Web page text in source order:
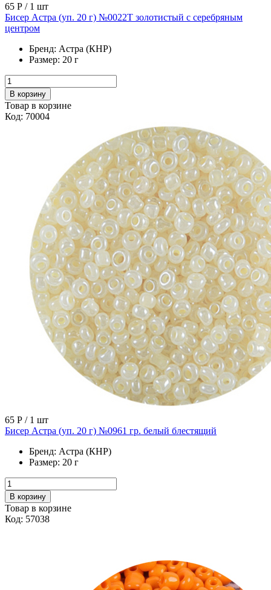
65 Р / 1 шт
Бисер Астра (уп. 20 г) №0022Т золотистый с серебряным
центром
Бренд: Астра (КНР)
Размер: 20 г
В корзину
Товар в корзине
Код: 70004
65 Р / 1 шт
Бисер Астра (уп. 20 г) №0961 гр. белый блестящий
Бренд: Астра (КНР)
Размер: 20 г
В корзину
Товар в корзине
Код: 57038